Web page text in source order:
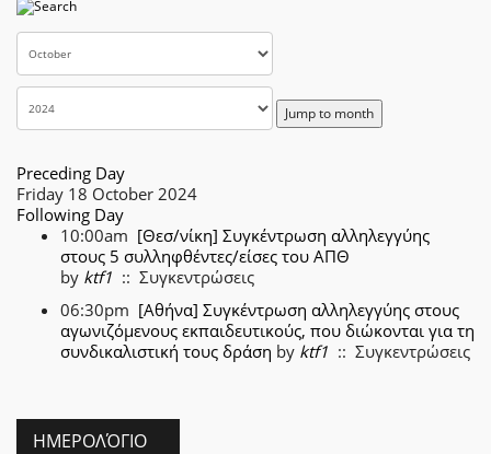
Jump to month
Preceding Day
Friday 18 October 2024
Following Day
10:00am [Θεσ/νίκη] Συγκέντρωση αλληλεγγύης
στους 5 συλληφθέντες/είσες του ΑΠΘ
by ktf1 :: Συγκεντρώσεις
06:30pm [Αθήνα] Συγκέντρωση αλληλεγγύης στους
αγωνιζόμενους εκπαιδευτικούς, που διώκονται για τη
συνδικαλιστική τους δράση by ktf1 :: Συγκεντρώσεις
ΗΜΕΡΟΛΌΓΙΟ